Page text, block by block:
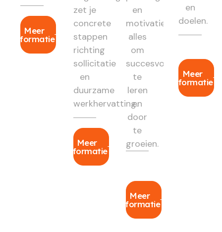
Meer
informatie
zet je
concrete
stappen
richting
sollicitatie
en
duurzame
werkhervatting.
Meer
informatie
en
motivatie:
alles
om
succesvol
te
leren
en
door
te
groeien.
Meer
informatie
en
doelen.
Meer
informatie